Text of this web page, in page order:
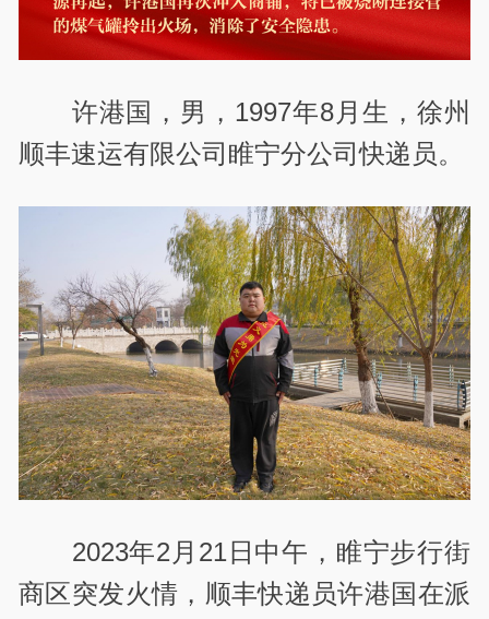
许港国，男， 1997年8 月生，徐州
顺丰速运有限公司睢宁分公司快递员。
2023年2 月 21日中午，睢宁步行街
商区突发火情，顺丰快递员许港国在派